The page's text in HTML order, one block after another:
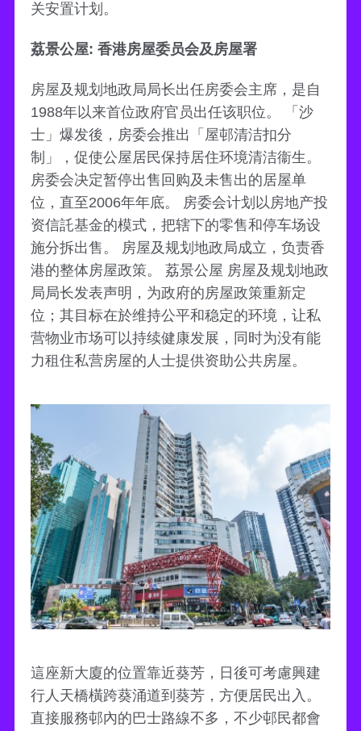
关安置计划。
荔景公屋: 香港房屋委员会及房屋署
房屋及规划地政局局长出任房委会主席，是自
1988年以来首位政府官员出任该职位。 「沙
士」爆发後，房委会推出「屋邨清洁扣分
制」，促使公屋居民保持居住环境清洁衞生。
房委会决定暂停出售回购及未售出的居屋单
位，直至2006年年底。 房委会计划以房地产投
资信託基金的模式，把辖下的零售和停车场设
施分拆出售。 房屋及规划地政局成立，负责香
港的整体房屋政策。 荔景公屋 房屋及规划地政
局局长发表声明，为政府的房屋政策重新定
位；其目标在於维持公平和稳定的环境，让私
营物业市场可以持续健康发展，同时为没有能
力租住私营房屋的人士提供资助公共房屋。
這座新大廈的位置靠近葵芳，日後可考慮興建
行人天橋橫跨葵涌道到葵芳，方便居民出入。
直接服務邨內的巴士路線不多，不少邨民都會